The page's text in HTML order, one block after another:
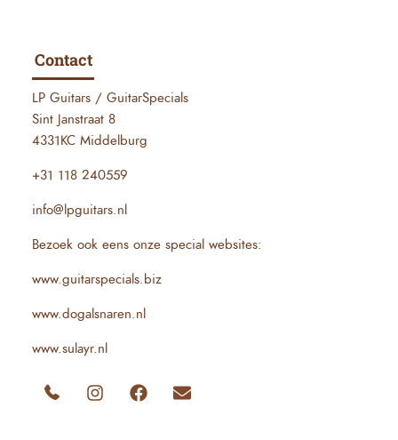
Contact
LP Guitars / GuitarSpecials
Sint Janstraat 8
4331KC Middelburg
+31 118 240559
info@lpguitars.nl
Bezoek ook eens onze special websites:
www.guitarspecials.biz
www.dogalsnaren.nl
www.sulayr.nl